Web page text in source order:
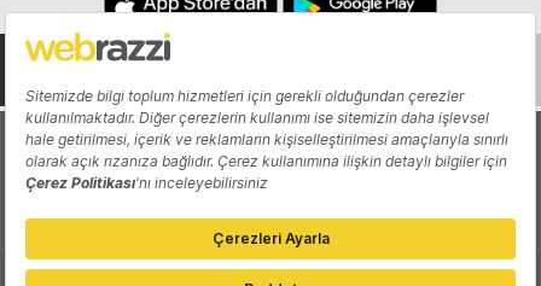
Hakkında Yazarlar
Katkıda Bulun Reklam